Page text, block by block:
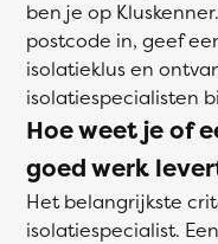
ben je op
postcode in, geef
isolatieklus en
isolatiespecialisten
Hoe weet je of
goed werk
Het belangrijkste
isolatiespecialist.